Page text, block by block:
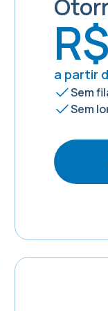
a partir
Sem
Sem